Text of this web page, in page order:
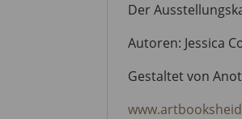
Der
Autoren: Jessica
Gestaltet von